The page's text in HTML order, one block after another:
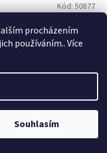
procházením
používáním.. Více
Souhlasím
Kód:50877